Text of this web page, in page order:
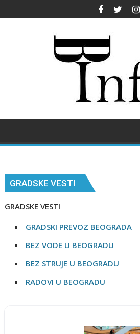
to
GRADSKE VESTI
GRADSKE VESTI
GRADSKI PREVOZ BEOGRADA
BEZ VODE U BEOGRADU
BEZ STRUJE U BEOGRADU
RADOVI U BEOGRADU